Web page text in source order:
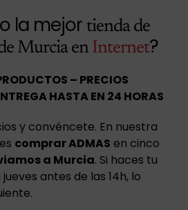
la mejor tienda de
Murcia enInternet?
– PRECIOS
HASTA EN 24 HORAS
y convéncete. En nuestra
comprar ADMAS en cinco
a Murcia. Si haces tu
antes de las 14h, lo